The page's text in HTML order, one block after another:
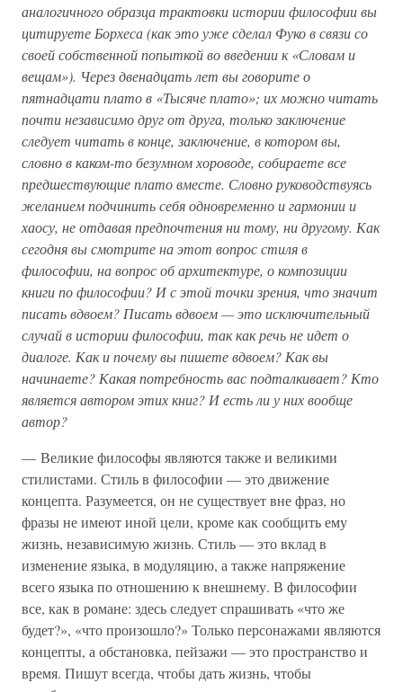
аналогичного образца трактовки истории философии вы
цитируете Борхеса (как это уже сделал Фуко в связи со
своей собственной попыткой во введении к «Словам и
вещам»). Через двенадцать лет вы говорите о
пятнадцати плато в «Тысяче плато»; их можно читать
почти независимо друг от друга, только заключение
следует читать в конце, заключение, в котором вы,
словно в каком-то безумном хороводе, собираете все
предшествующие плато вместе. Словно руководствуясь
желанием подчинить себя одновременно и гармонии и
хаосу, не отдавая предпочтения ни тому, ни другому. Как
сегодня вы смотрите на этот вопрос стиля в
философии, на вопрос об архитектуре, о композиции
книги по философии? И с этой точки зрения, что значит
писать вдвоем? Писать вдвоем — это исключительный
случай в истории философии, так как речь не идет о
диалоге. Как и почему вы пишете вдвоем? Как вы
начинаете? Какая потребность вас подталкивает? Кто
является автором этих книг? И есть ли у них вообще
автор?
— Великие философы являются также и великими
стилистами. Стиль в философии — это движение
концепта. Разумеется, он не существует вне фраз, но
фразы не имеют иной цели, кроме как сообщить ему
жизнь, независимую жизнь. Стиль — это вклад в
изменение языка, в модуляцию, а также напряжение
всего языка по отношению к внешнему. В философии
все, как в романе: здесь следует спрашивать «что же
будет?», «что произошло?» Только персонажами являются
концепты, а обстановка, пейзажи — это пространство и
время. Пишут всегда, чтобы дать жизнь, чтобы